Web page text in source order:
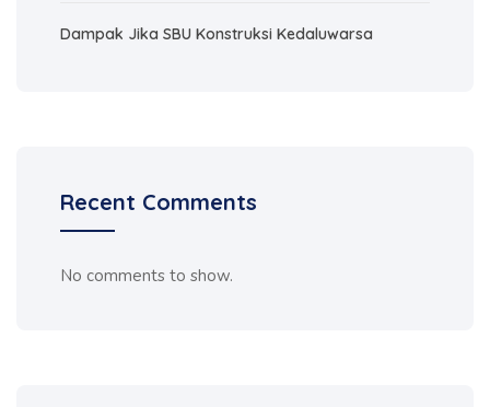
Dampak Jika SBU Konstruksi Kedaluwarsa
Recent Comments
No comments to show.